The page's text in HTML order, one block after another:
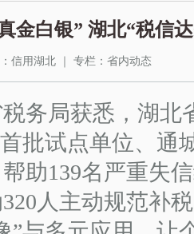
金白银” 湖北“税信
信用湖北 专栏： 省内动态
务局获悉，湖北
批试点单位、通
助139名严重失
人主动规范补